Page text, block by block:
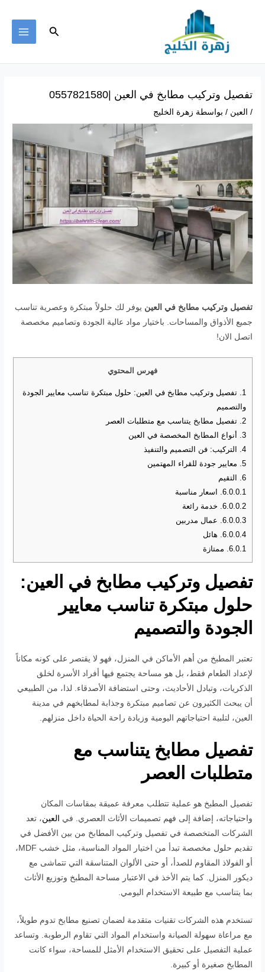
البحث
تفصيل وتركيب مطابخ في العين |0557821580
/ العين / بواسطة زهرة الخليج
تفصيل وتركيب مطابخ في العين يوفر لك حلولاً مبتكرة وعصرية تناسب
جميع الأذواق والمساحات. باختيار مواد عالية الجودة وتصاميم مخصصة
اتصل الان!
فهرس المحتوي
1. تفصيل وتركيب مطابخ في العين: حلول مبتكرة تناسب معايير الجودة
والتصميم
2. تفصيل مطابخ يتناسب مع متطلبات العصر
3.
أنواع المطابخ المخصصة في العين
4.
التركيب: فن التصميم والتنفيذ
5. معايير جودة للقراء المهتمين
6.
التقيم
6.0.0.1.
اسعار مناسبة
6.0.0.2. خدمة رائعة
6.0.0.3. عمال مدربين
6.0.0.4. هائل
6.0.1. ممتازة
تفصيل وتركيب مطابخ في العين:
حلول مبتكرة تناسب معايير
الجودة والتصميم
تعتبر المطبخ من أهم الأماكن في المنزل، فهو لا يقتصر على كونه مكاناً
لإعداد الطعام فقط، بل هو مساحة يجتمع فيها أفراد الأسرة لخلق
الذكريات، وتبادل الأحاديث، وحتى استضافة الأصدقاء. لذا، من الطبيعي
أن يبحث الكثيرون عن تصاميم مبتكرة وجذابة لمطابخهم في مدينة
العين، لتلبية احتياجاتهم اليومية وزيادة راحة الحياة داخل منزلهم.
تفصيل مطابخ يتناسب مع
متطلبات العصر
تفصيل المطبخ هو عملية تتطلب معرفة عميقة بمقاسات المكان
واحتياجاته، إضافة إلى فهم تصميمات الأثاث العصري. في
العين، تعد
الشركات المتخصصة في تفصيل وتركيب المطابخ من بين الأفضل في
تقديم حلول مخصصة تبدأ من اختيار المواد المناسبة، مثل خشب MDF،
أو الفولاذ المقاوم للصدأ، أو حتى الألوان المتناسقة التي تتماشى مع
ديكور المنزل. كما يتم الأخذ في الاعتبار مساحة المطبخ وتوزيع الأثاث
بما يتناسب مع طبيعة الاستخدام اليومي.
تستخدم هذه الشركات تقنيات متقدمة لضمان تصنيع مطابخ تدوم طويلاً،
مع مراعاة سهولة الصيانة واستخدام المواد التي تقاوم الرطوبة. وتساعد
عملية التفصيل على تحقيق الاستخدام الأمثل للمساحة، سواء كانت
المطابخ صغيرة أو كبيرة.